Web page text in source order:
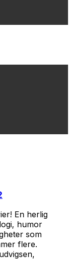
En herlig
humor
som
flere.